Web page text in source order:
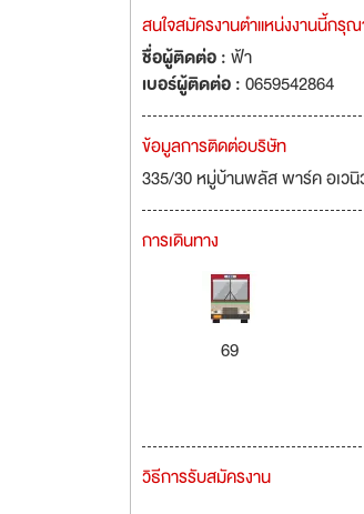
สนใจสมัครงานตำแหน่งงานนี้กรุ
ชื่อผู้ติดต่อ :ฟ้า
เบอร์ผู้ติดต่อ :0659542864
ข้อมูลการติดต่อบริษัท
335/30 หมู่บ้านพลัส พาร์ค อเวนิ
การเดินทาง
69
วิธีการรับสมัครงาน